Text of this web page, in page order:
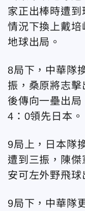
家正出棒時遭
情況下換上戴培
地球出局。
8局下，中華隊
振，桑原將志擊
後傳向一壘出
4：0領先日本。
9局上，日本隊
遭到三振，陳
安可左外野飛球
9局下，中華隊